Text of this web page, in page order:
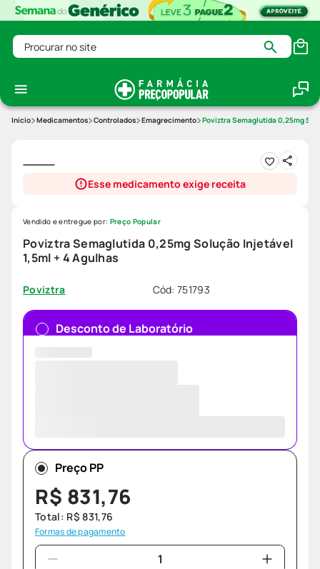
Procurar no site
Medicamentos Controlados Emagrecimento Poviztra Semaglutida 0,25mg
Esse medicamento exige receita
Poviztra Semaglutida 0,25mg Solução Injetável
1,5ml + 4 Agulhas
Poviztra Cód:751793
Vendido e entregue por: Preço Popular
Desconto de Laboratório
Preço PP
R$ 831,76
Total: R$ 831,76
Formas de pagamento